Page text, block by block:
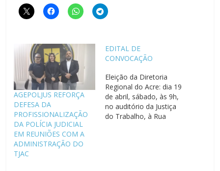
AGEPOLJUS REFORÇA
DEFESA DA
PROFISSIONALIZAÇÃO
DA POLÍCIA JUDICIAL
EM REUNIÕES COM A
ADMINISTRAÇÃO DO
TJAC
EDITAL DE
CONVOCAÇÃO
Eleição da Diretoria
Regional do Acre: dia 19
de abril, sábado, às 9h,
no auditório da Justiça
do Trabalho, à Rua